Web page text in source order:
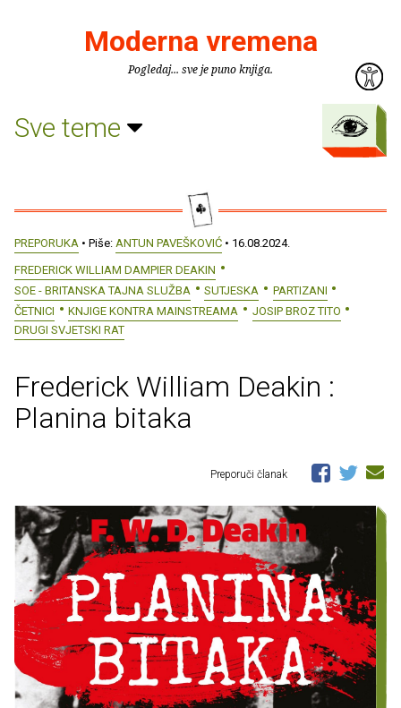
Moderna vremena
Pogledaj... sve je puno knjiga.
Sve teme
PREPORUKA • Piše: ANTUN PAVEŠKOVIĆ • 16.08.2024.
FREDERICK WILLIAM DAMPIER DEAKIN
SOE - BRITANSKA TAJNA SLUŽBA
SUTJESKA
PARTIZANI
ČETNICI
KNJIGE KONTRA MAINSTREAMA
JOSIP BROZ TITO
DRUGI SVJETSKI RAT
Frederick William Deakin :
Planina bitaka
Preporuči članak